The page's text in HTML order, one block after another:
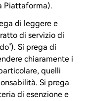
Piattaforma).
di leggere e
di servizio di
Si prega di
chiaramente i
quelli
Si prega
di esenzione e